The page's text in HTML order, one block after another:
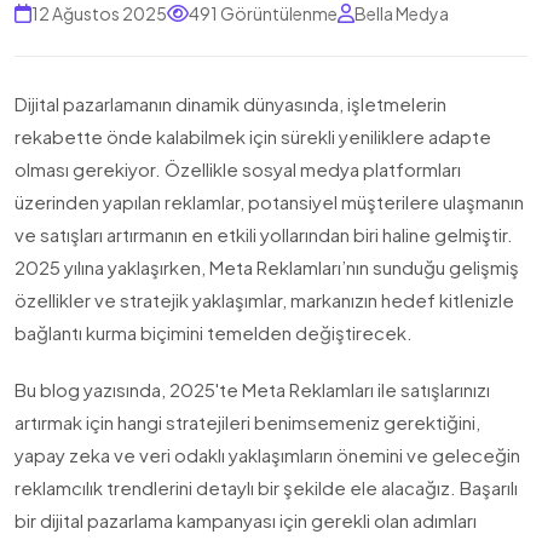
12 Ağustos 2025 491 Görüntülenme Bella Medya
Dijital pazarlamanın dinamik dünyasında, işletmelerin
rekabette önde kalabilmek için sürekli yeniliklere adapte
olması gerekiyor. Özellikle sosyal medya platformları
üzerinden yapılan reklamlar, potansiyel müşterilere ulaşmanın
ve satışları artırmanın en etkili yollarından biri haline gelmiştir.
2025 yılına yaklaşırken, Meta Reklamları’nın sunduğu gelişmiş
özellikler ve stratejik yaklaşımlar, markanızın hedef kitlenizle
bağlantı kurma biçimini temelden değiştirecek.
Bu blog yazısında, 2025'te Meta Reklamları ile satışlarınızı
artırmak için hangi stratejileri benimsemeniz gerektiğini,
yapay zeka ve veri odaklı yaklaşımların önemini ve geleceğin
reklamcılık trendlerini detaylı bir şekilde ele alacağız. Başarılı
bir dijital pazarlama kampanyası için gerekli olan adımları